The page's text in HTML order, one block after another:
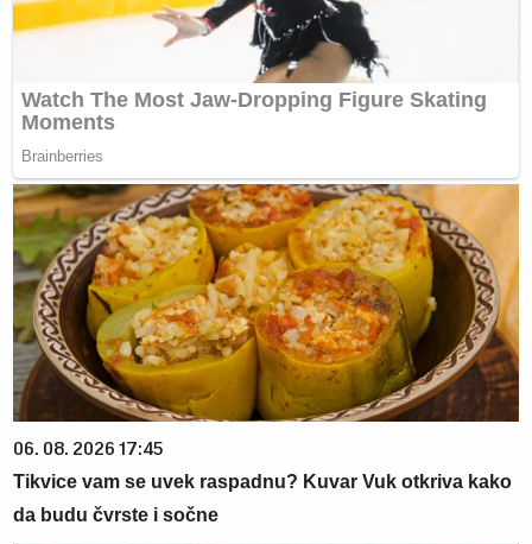
06. 08. 2026 17:45
Tikvice vam se uvek raspadnu? Kuvar Vuk otkriva kako
da budu čvrste i sočne